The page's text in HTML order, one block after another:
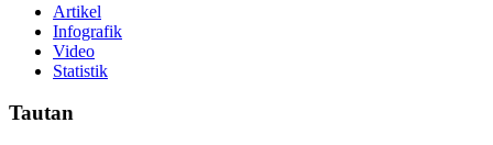
Artikel
Infografik
Video
Statistik
Tautan